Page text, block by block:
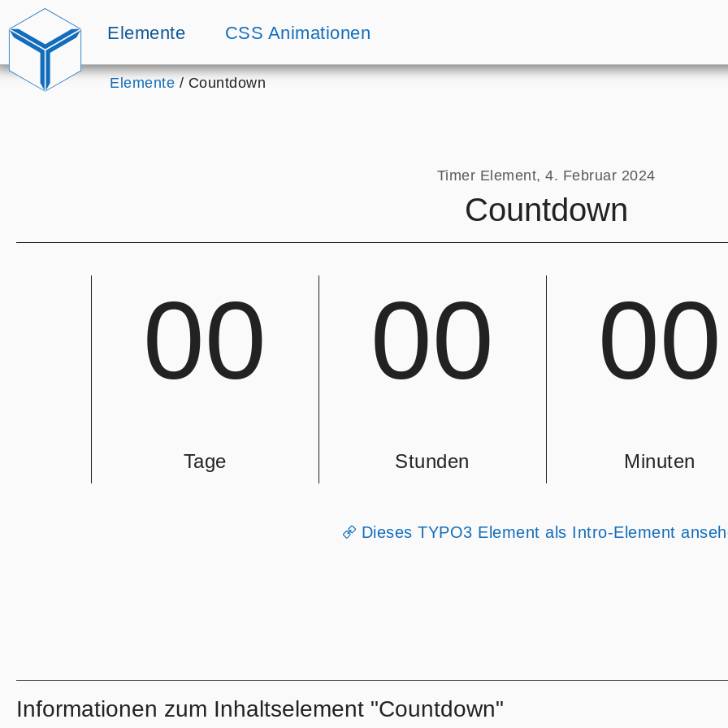
Zum Inhalt springen
Home
Elemente CSS Animationen
Home
Elemente Countdown
Timer Element, 4. Februar 2024
Countdown
00
Tage
00
Stunden
00
Minuten
Dieses TYPO3 Element als Intro-Element
Informationen zum Inhaltselement "Countdown"